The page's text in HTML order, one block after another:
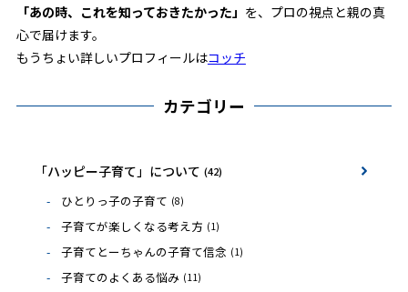
「あの時、これを知っておきたかった」 を、プロの視点と親の真
心で届けます。
もうちょい詳しいプロフィールはコッチ
カテゴリー
「ハッピー子育て」について (42)
ひとりっ子の子育て (8)
子育てが楽しくなる考え方 (1)
子育てとーちゃんの子育て信念 (1)
子育てのよくある悩み (11)